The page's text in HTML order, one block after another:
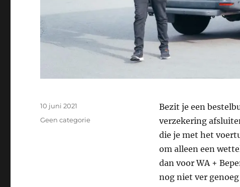
Bezit je een
verzekering
die je met het
om alleen een
dan voor WA +
nog niet ver
Geplaatst
op
10 juni 2021
Categorieën
Geen categorie